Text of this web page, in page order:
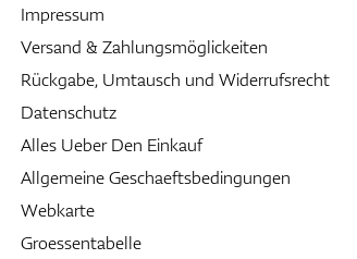
Impressum
Versand & Zahlungsmöglickeiten
Rückgabe, Umtausch und Widerrufsrecht
Datenschutz
Alles Ueber Den Einkauf
Allgemeine Geschaeftsbedingungen
Webkarte
Groessentabelle